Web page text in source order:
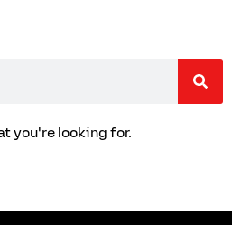
you're looking for.